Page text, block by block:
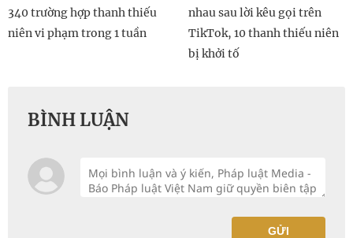
340 trường hợp thanh thiếu
niên vi phạm trong 1 tuần
nhau sau lời kêu gọi trên
TikTok, 10 thanh thiếu niên
bị khởi tố
BÌNH LUẬN
GỬI